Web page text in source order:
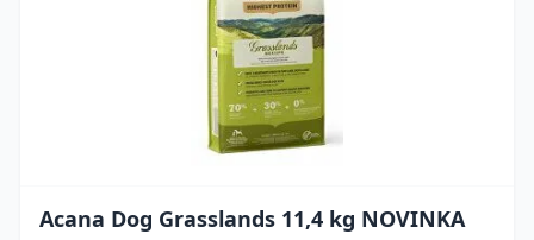
Acana Dog Grasslands 11,4 kg NOVINKA